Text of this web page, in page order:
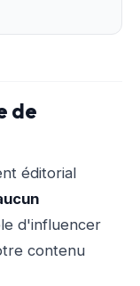
de
éditorial
d'influencer
contenu